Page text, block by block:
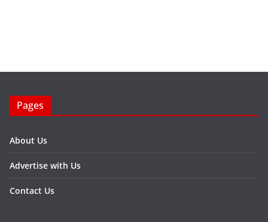
Pages
About Us
Advertise with Us
Contact Us